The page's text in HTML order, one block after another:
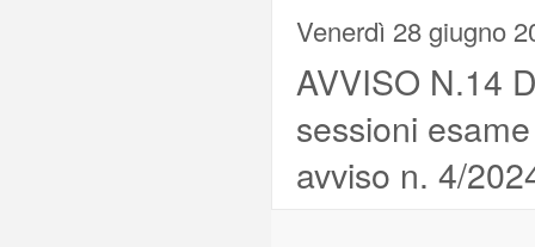
Venerdì 28 giugno
AVVISO N.14
sessioni
avviso n. 4/